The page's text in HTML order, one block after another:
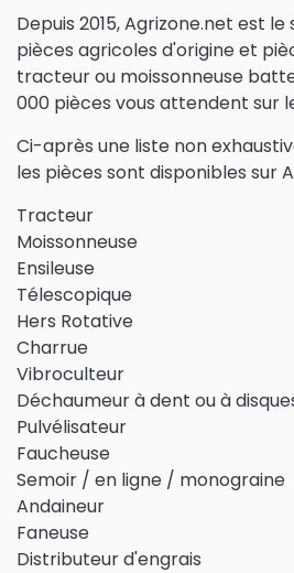
Depuis 2015, Agrizone.net est
pièces agricoles d'origine et
tracteur ou moissonneuse
000 pièces vous attendent sur
Ci-après une liste non
les pièces sont disponibles sur
Tracteur
Moissonneuse
Ensileuse
Télescopique
Hers Rotative
Charrue
Vibroculteur
Déchaumeur à dent ou à
Pulvélisateur
Faucheuse
Semoir / en ligne / monograine
Andaineur
Faneuse
Distributeur d'engrais